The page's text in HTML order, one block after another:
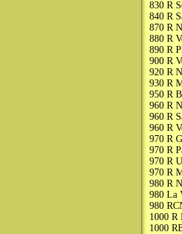
830 R
840 R
870 R
880 R
890 R
900 R
920 R
930 R
950 R
960 R
960 R
960 R
970 R
970 R
970 R
970 R
980 R
980 La
980
1000 R
1000